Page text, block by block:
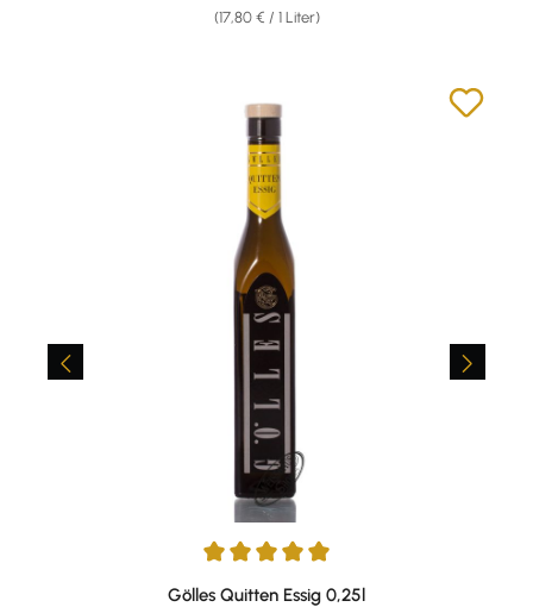
(17,80 € / 1 Liter)
Durchschnittliche Bewertung von 5 von 5 Sternen
Gölles Quitten Essig 0,25l